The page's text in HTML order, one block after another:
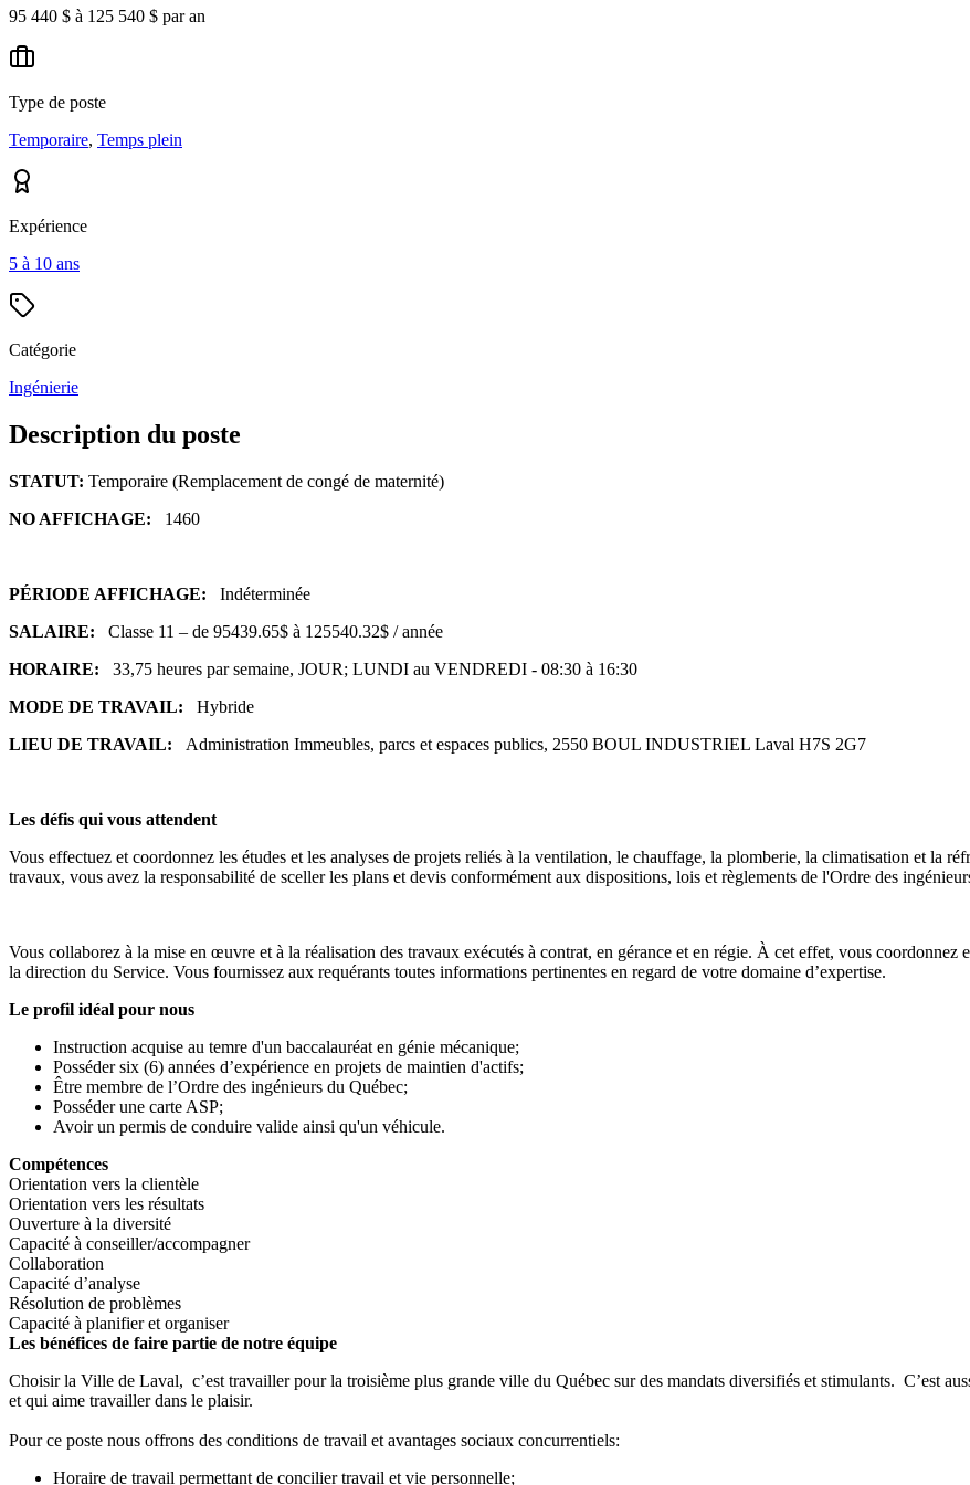
95 440 $ à 125 540 $ par an
Type de poste
Temporaire, Temps plein
Expérience
5 à 10 ans
Catégorie
Ingénierie
Description du poste
STATUT: Temporaire (Remplacement de congé de maternité)
NO AFFICHAGE: 1460
PÉRIODE AFFICHAGE: Indéterminée
SALAIRE: Classe 11 – de 95439.65$ à 125540.32$ / année
HORAIRE: 33,75 heures par semaine, JOUR; LUNDI au VENDREDI - 08:30 à 16:30
MODE DE TRAVAIL: Hybride
LIEU DE TRAVAIL: Administration Immeubles, parcs et espaces publics, 2550 BOUL INDUSTRIEL Laval H7S 2G7
Les défis qui vous attendent
Vous effectuez et coordonnez les études et les analyses de projets reliés à la ventilation, le chauffage, la plomberie, la climatisation et la
travaux, vous avez la responsabilité de sceller les plans et devis conformément aux dispositions, lois et règlements de l'Ordre des
Vous collaborez à la mise en œuvre et à la réalisation des travaux exécutés à contrat, en gérance et en régie. À cet effet, vous
la direction du Service. Vous fournissez aux requérants toutes informations pertinentes en regard de votre domaine d’expertise.
Le profil idéal pour nous
Instruction acquise au temre d'un baccalauréat en génie mécanique;
Posséder six (6) années d’expérience en projets de maintien d'actifs;
Être membre de l’Ordre des ingénieurs du Québec;
Posséder une carte ASP;
Avoir un permis de conduire valide ainsi qu'un véhicule.
Compétences
Orientation vers la clientèle
Orientation vers les résultats
Ouverture à la diversité
Capacité à conseiller/accompagner
Collaboration
Capacité d’analyse
Résolution de problèmes
Capacité à planifier et organiser
Les bénéfices de faire partie de notre équipe
Choisir la Ville de Laval, c’est travailler pour la troisième plus grande ville du Québec sur des mandats diversifiés et stimulants. C’est
et qui aime travailler dans le plaisir.
Pour ce poste nous offrons des conditions de travail et avantages sociaux concurrentiels:
Horaire de travail permettant de concilier travail et vie personnelle;